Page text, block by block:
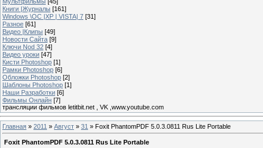
Книги |Журналы [161]
Windows \OC |XP | VISTA| 7 [31]
Разное [61]
Видео |Клипы [49]
Новости Сайта [9]
Ключи Nod 32 [4]
Видео уроки [47]
Кисти Photoshop [1]
Рамки Photoshop [6]
Обложки Photoshop [2]
Шаблоны Photoshop [1]
Наши Разработки [6]
Фильмы Онлайн [7]
трансляции фильмов letitbit.net , VK ,www.youtube.com
Главная » 2011 » Август » 31 » Foxit PhantomPDF 5.0.3.0811 Rus Lite Portable
Foxit PhantomPDF 5.0.3.0811 Rus Lite Portable